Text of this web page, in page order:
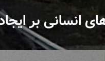
انسانی بر